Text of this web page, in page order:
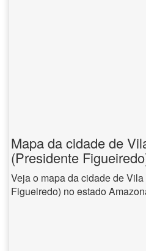
Mapa da cidade de
(Presidente
Veja o mapa da cidade de
Figueiredo) no estado